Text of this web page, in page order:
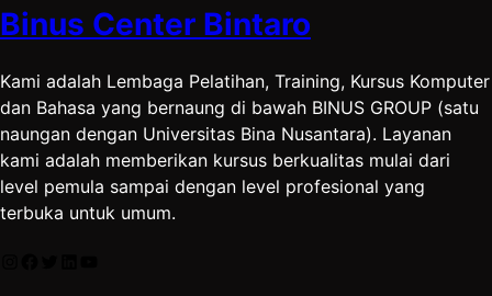
Binus Center Bintaro
Kami adalah Lembaga Pelatihan, Training, Kursus Komputer
dan Bahasa yang bernaung di bawah BINUS GROUP (satu
naungan dengan Universitas Bina Nusantara). Layanan
kami adalah memberikan kursus berkualitas mulai dari
level pemula sampai dengan level profesional yang
terbuka untuk umum.